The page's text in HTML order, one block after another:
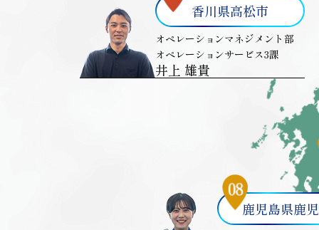
香川県高松市
オペレーションマネジメント部
オペレーションサービス3課
井上 雄貴
鹿児島県鹿